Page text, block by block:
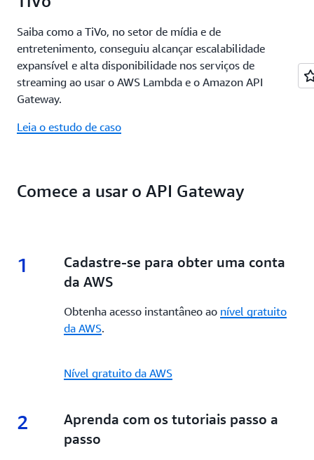
Saiba como a TiVo, no setor de mídia e de
entretenimento, conseguiu alcançar escalabilidade
expansível e alta disponibilidade nos serviços de
streaming ao usar o AWS Lambda e o Amazon API
Gateway.
Leia o estudo de caso
Comece a usar o API Gateway
1 1.
Cadastre-se para obter uma conta
da AWS
Obtenha acesso instantâneo ao nível gratuito
da AWS.
Nível gratuito da AWS
2 2.
Aprenda com os tutoriais passo a
passo